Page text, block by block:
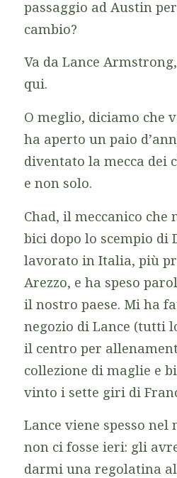
passaggio ad Austin
cambio?
Va da Lance
qui.
O meglio, diciamo che
ha aperto un paio
diventato la mecca dei
e non solo.
Chad, il meccanico che
bici dopo lo scempio di
lavorato in Italia, più
Arezzo, e ha speso
il nostro paese. Mi ha
negozio di Lance (tutti
il centro per
collezione di maglie e
vinto i sette giri di
Lance viene spesso nel
non ci fosse ieri: gli
darmi una regolatina